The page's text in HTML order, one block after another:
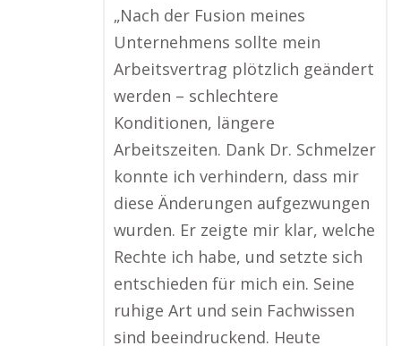
„Nach der Fusion meines
Unternehmens sollte mein
Arbeitsvertrag plötzlich geändert
werden – schlechtere
Konditionen, längere
Arbeitszeiten. Dank Dr. Schmelzer
konnte ich verhindern, dass mir
diese Änderungen aufgezwungen
wurden. Er zeigte mir klar, welche
Rechte ich habe, und setzte sich
entschieden für mich ein. Seine
ruhige Art und sein Fachwissen
sind beeindruckend. Heute